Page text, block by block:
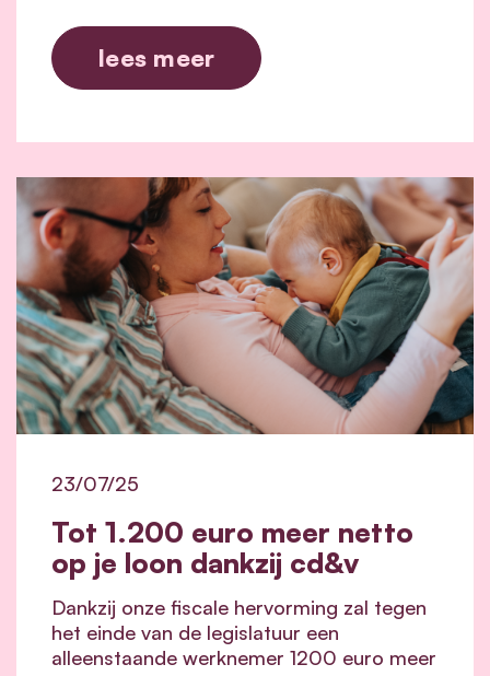
lees meer
Tot 1.200 euro meer netto
op je loon dankzij cd&v
23/07/25
Dankzij onze fiscale hervorming zal tegen
het einde van de legislatuur een
alleenstaande werknemer 1200 euro meer